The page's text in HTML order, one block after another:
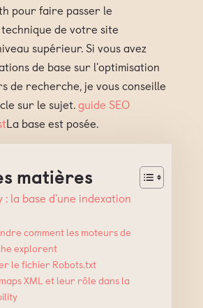
pour faire passer le
de votre site
supérieur. Si vous avez
de base sur l'optimisation
de recherche, je vous conseille
sur le sujet.guide SEO
La base est posée.
matières
la base d'une indexation
comment les moteurs de
explorent
le fichier Robots.txt
XML et leur rôle dans la